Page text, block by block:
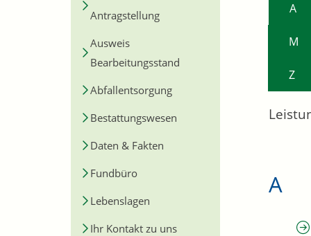
Antragstellung
Ausweis
Bearbeitungsstand
Abfallentsorgung
Bestattungswesen
Daten & Fakten
Fundbüro
Lebenslagen
Ihr Kontakt zu uns
A
M
Z
A